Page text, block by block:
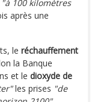
"à 100 kilomètres
après une
le réchauffement
la Banque
et le dioxyde de
les prises "de